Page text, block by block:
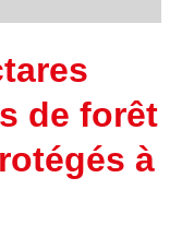
de forêt
à